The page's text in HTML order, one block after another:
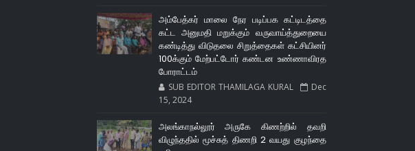
அம்பேத்கர் மாலை நேர படிப்பக கட்டிடத்தை
கட்ட அனுமதி மறுக்கும் வருவாய்த்துறையை
கண்டித்து விடுதலை சிறுத்தைகள் கட்சியினர்
100க்கும் மேற்பட்டோர் கண்டன உண்ணாவிரத
போராட்டம்
SUB EDITOR THAMILAGA KURAL
Dec
15, 2024
அலங்காநல்லூர் அருகே கிணற்றில் தவறி
விழுந்ததில் மூச்சுத் திணறி 2 வயது குழந்தை